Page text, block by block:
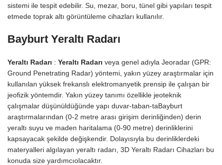
sistemi ile tespit edebilir. Su, mezar, boru, tünel gibi yapıları tespit
etmede toprak altı görüntüleme cihazları kullanılır.
Bayburt Yeraltı Radarı
Yeraltı Radarı : Yeraltı Radarı veya genel adıyla Jeoradar (GPR:
Ground Penetrating Radar) yöntemi, yakın yüzey araştırmalar için
kullanılan yüksek frekanslı elektromanyetik prensip ile çalışan bir
jeofizik yöntemdir. Yakın yüzey tanımı özellikle jeoteknik
çalışmalar düşünüldüğünde yapı duvar-taban-taBayburt
araştırmalarından (0-2 metre arası girişim derinliğinden) derin
yeraltı suyu ve maden haritalama (0-90 metre) derinliklerini
kapsayacak şekilde değişkendir. Dolayısıyla bu derinliklerdeki
materyalleri algılayan yeraltı radarı, 3D Yeraltı Radarı Cihazları bu
konuda size yardımcıolacaktır.